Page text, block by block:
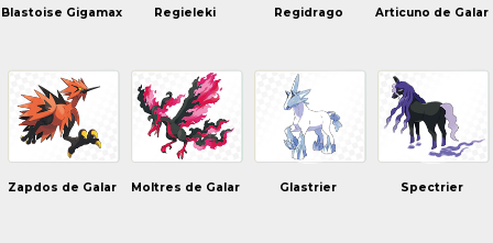
Blastoise Gigamax Regieleki Regidrago Articuno de Galar
Zapdos de Galar Moltres de Galar Glastrier Spectrier